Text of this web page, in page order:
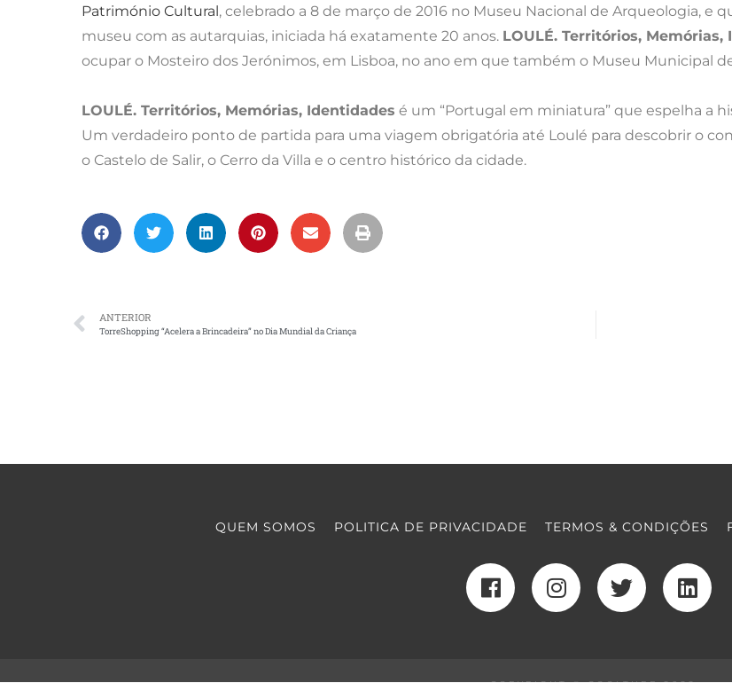
Património Cultural , celebrado a 8 de março de 2016 no Museu Nacional de Arqueologia, e
museu com as autarquias, iniciada há exatamente 20 anos. LOULÉ. Territórios, Memórias,
ocupar o Mosteiro dos Jerónimos, em Lisboa, no ano em que também o Museu Municipal
LOULÉ. Territórios, Memórias, Identidades é um “Portugal em miniatura” que espelha a
Um verdadeiro ponto de partida para uma viagem obrigatória até Loulé para descobrir o
o Castelo de Salir, o Cerro da Villa e o centro histórico da cidade.
ANTERIOR
TorreShopping “Acelera a Brincadeira” no Dia Mundial da Criança
QUEM SOMOS POLITICA DE PRIVACIDADE TERMOS & CONDIÇÕES
COPYRIGHT © COOLTURE 2022